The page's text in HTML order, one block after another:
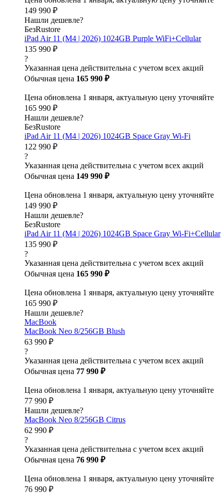
149 990 ₽
Нашли дешевле?
БезRustore
iPad Air 11 (M4 | 2026) 1024GB Purple WiFi+Cellular
135 990 ₽
?
Указанная цена действительна с учетом всех акций
Обычная цена 165 990 ₽
Цена обновлена 1 января, актуальную цену уточняйте
165 990 ₽
Нашли дешевле?
БезRustore
iPad Air 11 (M4 | 2026) 1024GB Space Gray Wi-Fi
122 990 ₽
?
Указанная цена действительна с учетом всех акций
Обычная цена 149 990 ₽
Цена обновлена 1 января, актуальную цену уточняйте
149 990 ₽
Нашли дешевле?
БезRustore
iPad Air 11 (M4 | 2026) 1024GB Space Gray Wi-Fi+Cellular
135 990 ₽
?
Указанная цена действительна с учетом всех акций
Обычная цена 165 990 ₽
Цена обновлена 1 января, актуальную цену уточняйте
165 990 ₽
Нашли дешевле?
MacBook
MacBook Neo 8/256GB Blush
63 990 ₽
?
Указанная цена действительна с учетом всех акций
Обычная цена 77 990 ₽
Цена обновлена 1 января, актуальную цену уточняйте
77 990 ₽
Нашли дешевле?
MacBook Neo 8/256GB Citrus
62 990 ₽
?
Указанная цена действительна с учетом всех акций
Обычная цена 76 990 ₽
Цена обновлена 1 января, актуальную цену уточняйте
76 990 ₽